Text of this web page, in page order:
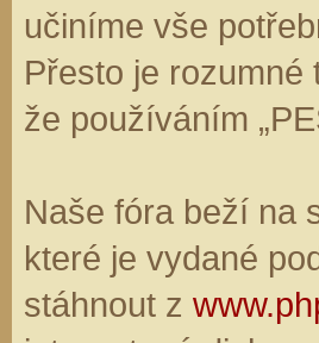
učiníme vše
Přesto je
že používáním
Naše fóra beží na
které je vydané
stáhnout z